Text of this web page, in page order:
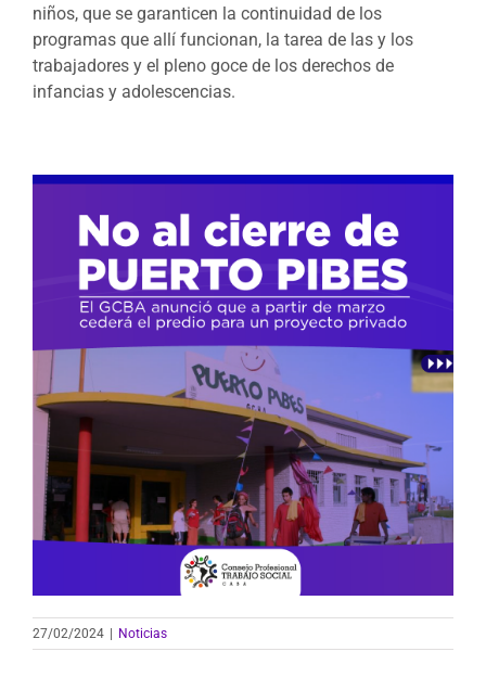
niños, que se garanticen la continuidad de los
programas que allí funcionan, la tarea de las y los
trabajadores y el pleno goce de los derechos de
infancias y adolescencias.
27/02/2024 Noticias